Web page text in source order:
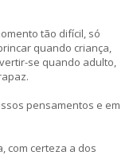
tão difícil, só
quando criança,
se quando adulto,
pensamentos e em
com certeza a dos